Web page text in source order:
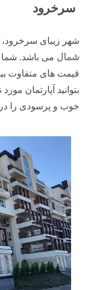
سرخرود
شهر زیبای
شمال می باشد. شما
قیمت های متفاوت
بتوانید آپارتمان
خوب و پرسودی را در